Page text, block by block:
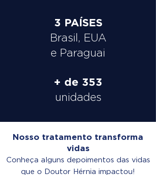
3 PAÍSES
Brasil, EUA
e Paraguai
+ de 353
unidades
Nosso tratamento transforma
vidas
Conheça alguns depoimentos das vidas
que o Doutor Hérnia impactou!